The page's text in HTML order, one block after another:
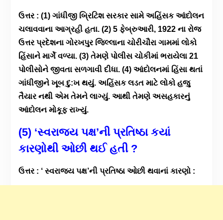
ઉત્તર : (1) ગાંધીજી બ્રિટિશ સરકાર સામે અહિંસક આંદોલન
ચલાવવાના આગ્રહી હતા. (2) 5 ફેબ્રુઆરી, 1922 ના રોજ
ઉત્તર પ્રદેશના ગોરખપુર જિલ્લાના ચોરીચૌરા ગામમાં લોકો
હિંસાને માર્ગે વળ્યા. (3) તેમણે પોલીસ ચોકીમાં ભરાયેલા 21
પોલીસોને જીવતા સળગાવી દીધા. (4) આંદોલનમાં હિંસા થતાં
ગાંધીજીને ખૂબ દુ:ખ થયું. અહિંસક લડત માટે લોકો હજુ
તૈયાર નથી એમ તેમને લાગ્યું. આથી તેમણે અસહકારનું
આંદોલન મોકૂફ રાખ્યું.
(5) ‘સ્વરાજ્ય પક્ષ’ની પ્રતિષ્ઠા કયાં
કારણોથી ઓછી થઈ હતી ?
ઉત્તર : ‘ સ્વરાજ્ય પક્ષ’ની પ્રતિષ્ઠા ઓછી થવાનાં કારણો :